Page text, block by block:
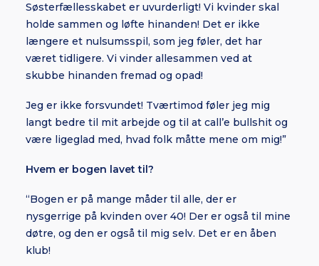
Søsterfællesskabet er uvurderligt! Vi kvinder skal
holde sammen og løfte hinanden! Det er ikke
længere et nulsumsspil, som jeg føler, det har
været tidligere. Vi vinder allesammen ved at
skubbe hinanden fremad og opad!
Jeg er ikke forsvundet! Tværtimod føler jeg mig
langt bedre til mit arbejde og til at call’e bullshit og
være ligeglad med, hvad folk måtte mene om mig!”
Hvem er bogen lavet til?
“Bogen er på mange måder til alle, der er
nysgerrige på kvinden over 40! Der er også til mine
døtre, og den er også til mig selv. Det er en åben
klub!